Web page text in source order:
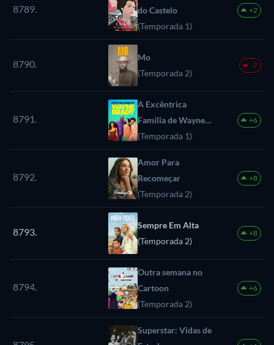
8789.
do Castelo
(Temporada 1)
+2
8790.
Mo
(Temporada 2)
-7
8791.
A Excêntrica
Família de Wayne
Brady
(Temporada 1)
+6
8792.
Amor Para
Recomeçar
(Temporada 2)
+8
8793.
Sempre Em Alta
(Temporada 2)
+8
8794.
Outra semana no
Cartoon
(Temporada 2)
+6
Superstar: Vidas de